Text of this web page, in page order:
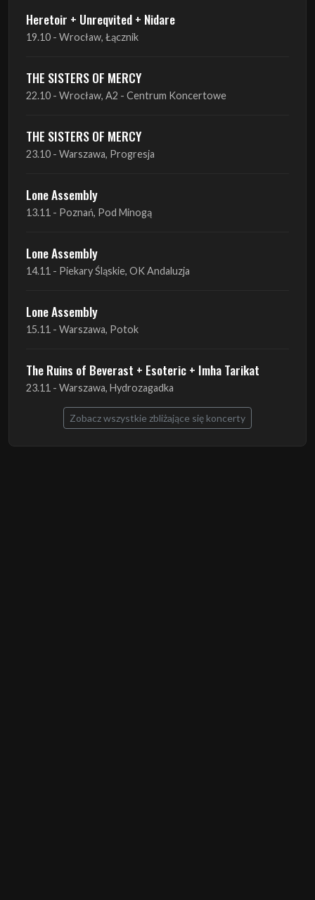
Heretoir + Unreqvited + Nidare
19.10 - Wrocław, Łącznik
THE SISTERS OF MERCY
22.10 - Wrocław, A2 - Centrum Koncertowe
THE SISTERS OF MERCY
23.10 - Warszawa, Progresja
Lone Assembly
13.11 - Poznań, Pod Minogą
Lone Assembly
14.11 - Piekary Śląskie, OK Andaluzja
Lone Assembly
15.11 - Warszawa, Potok
The Ruins of Beverast + Esoteric + Imha Tarikat
23.11 - Warszawa, Hydrozagadka
Zobacz wszystkie zbliżające się koncerty